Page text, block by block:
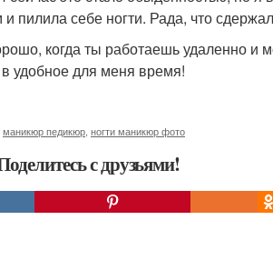
себе ногти. Рада, что
когда ты работаешь удаленно
удобное для меня время!
маникюр педикюр ногти маникюр фото
с друзьями!